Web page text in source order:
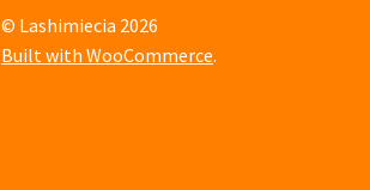
© Lashimiecia 2026
Built with WooCommerce.